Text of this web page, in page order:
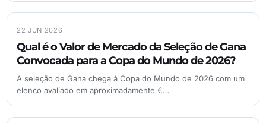
22 JUN 2026
Qual é o Valor de Mercado da Seleção de Gana
Convocada para a Copa do Mundo de 2026?
A seleção de Gana chega à Copa do Mundo de 2026 com um
elenco avaliado em aproximadamente €…